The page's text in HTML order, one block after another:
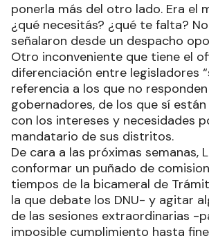
ponerla más del otro lado. Era el
¿qué necesitás? ¿qué te falta?
señalaron desde un despacho
Otro inconveniente que tiene el
diferenciación entre legisladores
referencia a los que no
gobernadores, de los que sí
con los intereses y necesidades
mandatario de sus distritos.
De cara a las próximas semanas,
conformar un puñado de
tiempos de la bicameral de
la que debate los DNU- y agitar
de las sesiones extraordinarias -
imposible cumplimiento hasta